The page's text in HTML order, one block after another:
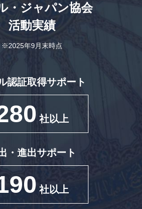
・ジャパン協会
活動実績
※2025年9月末時点
認証取得サポート
社以上
・進出サポート
社以上